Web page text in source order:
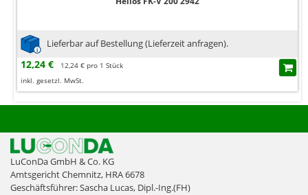
Lieferbar auf Bestellung (Lieferzeit anfragen).
12,24 €
12,24 € pro 1 Stück
inkl. gesetzl. MwSt.
LuConDa GmbH & Co. KG
Amtsgericht Chemnitz, HRA 6678
Geschäftsführer: Sascha Lucas, Dipl.-Ing.(FH)